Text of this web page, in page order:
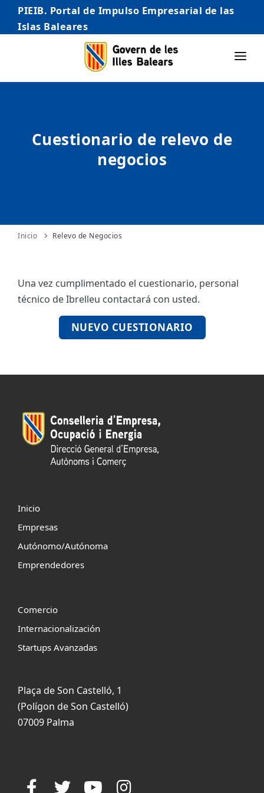
PIEIB. Portal de Impulso Empresarial de las
Islas Baleares
INICIO
AUTÓNOMO/AUTÓNOMA
STARTUPS AVANZADAS
ES
Cuestionario de relevo de
negocios
Inicio Relevo de Negocios
Una vez cumplimentado el cuestionario, personal
técnico de Ibrelleu contactará con usted.
NUEVO CUESTIONARIO
Inicio
Empresas
Autónomo/Autónoma
Emprendedores
Comercio
Internacionalización
Startups Avanzadas
Plaça de Son Castelló, 1
(Polígon de Son Castelló)
07009 Palma